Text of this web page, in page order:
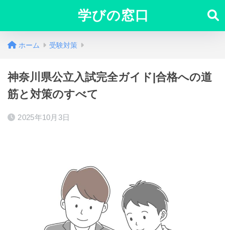
学びの窓口
ホーム 受験対策
神奈川県公立入試完全ガイド|合格への道
筋と対策のすべて
2025年10月3日